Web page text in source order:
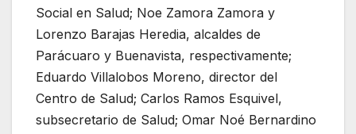
Social en Salud; Noe Zamora Zamora y
Lorenzo Barajas Heredia, alcaldes de
Parácuaro y Buenavista, respectivamente;
Eduardo Villalobos Moreno, director del
Centro de Salud; Carlos Ramos Esquivel,
subsecretario de Salud; Omar Noé Bernardino